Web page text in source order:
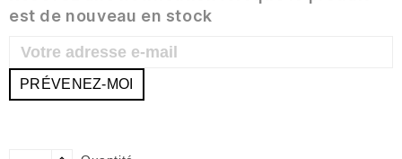
est de nouveau en stock
PRÉVENEZ-MOI